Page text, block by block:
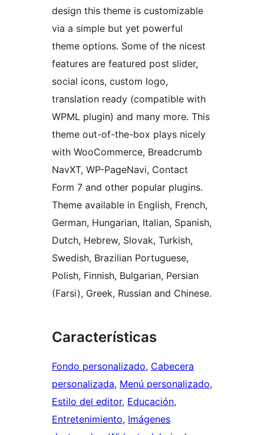
design this theme is customizable
via a simple but yet powerful
theme options. Some of the nicest
features are featured post slider,
social icons, custom logo,
translation ready (compatible with
WPML plugin) and many more. This
theme out-of-the-box plays nicely
with WooCommerce, Breadcrumb
NavXT, WP-PageNavi, Contact
Form 7 and other popular plugins.
Theme available in English, French,
German, Hungarian, Italian, Spanish,
Dutch, Hebrew, Slovak, Turkish,
Swedish, Brazilian Portuguese,
Polish, Finnish, Bulgarian, Persian
(Farsi), Greek, Russian and Chinese.
Características
Fondo personalizado, Cabecera
personalizada, Menú personalizado
Estilo del editor, Educación
Entretenimiento, Imágenes